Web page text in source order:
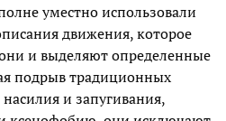
уместно использовали
движения, которое
и выделяют определенные
подрыв традиционных
и запугивания,